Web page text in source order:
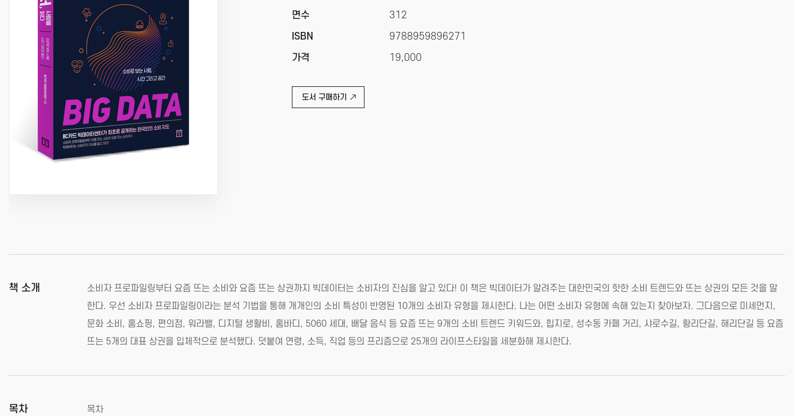
면수
ISBN
가격
312
9788959896271
19,000
도서 구매하기
책 소개
소비자 프로파일링부터 요즘 뜨는 소비와 요즘 뜨는 상권까지 빅데이터는 소비자의 진심을 알고 있다! 이 책은 빅데이터가 알려주는 대한민국의 핫한 소비 트렌드와 뜨는 상권의 모든 것을 말
한다. 우선 소비자 프로파일링이라는 분석 기법을 통해 개개인의 소비 특성이 반영된 10개의 소비자 유형을 제시한다. 나는 어떤 소비자 유형에 속해 있는지 찾아보자. 그다음으로 미세먼지,
문화 소비, 홈쇼핑, 편의점, 워라밸, 디지털 생활비, 홈바디, 5060 세대, 배달 음식 등 요즘 뜨는 9개의 소비 트렌드 키워드와, 힙지로, 성수동 카페 거리, 샤로수길, 황리단길, 해리단길 등 요즘
뜨는 5개의 대표 상권을 입체적으로 분석했다. 덧붙여 연령, 소득, 직업 등의 프리즘으로 25개의 라이프스타일을 세분화해 제시한다.
목차
목차